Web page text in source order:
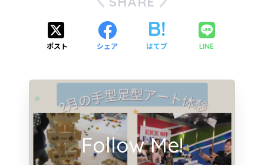
ポスト シェア はてブ LINE
Follow Me!